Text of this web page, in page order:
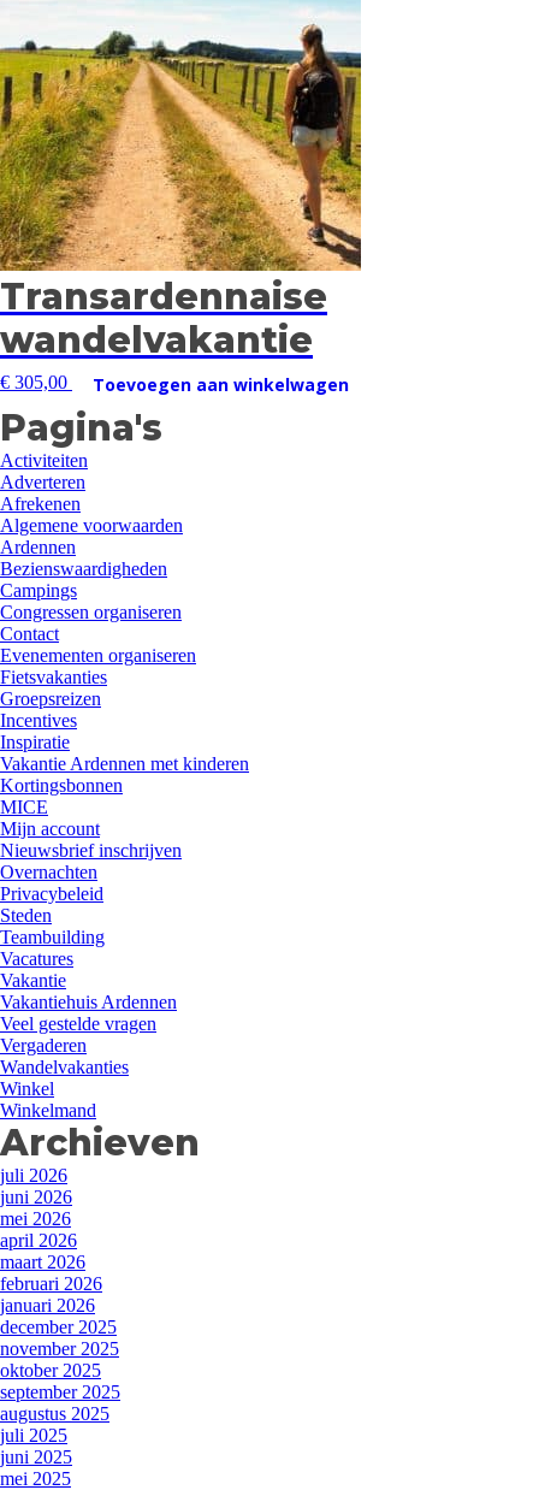
Transardennaise
wandelvakantie
€ 305,00 Toevoegen aan winkelwagen
Pagina's
Activiteiten
Adverteren
Afrekenen
Algemene voorwaarden
Ardennen
Bezienswaardigheden
Campings
Congressen organiseren
Contact
Evenementen organiseren
Fietsvakanties
Groepsreizen
Incentives
Inspiratie
Vakantie Ardennen met kinderen
Kortingsbonnen
MICE
Mijn account
Nieuwsbrief inschrijven
Overnachten
Privacybeleid
Steden
Teambuilding
Vacatures
Vakantie
Vakantiehuis Ardennen
Veel gestelde vragen
Vergaderen
Wandelvakanties
Winkel
Winkelmand
Archieven
juli 2026
juni 2026
mei 2026
april 2026
maart 2026
februari 2026
januari 2026
december 2025
november 2025
oktober 2025
september 2025
augustus 2025
juli 2025
juni 2025
mei 2025